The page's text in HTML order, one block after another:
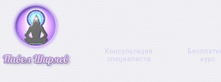
Консультация
специалиста
курс